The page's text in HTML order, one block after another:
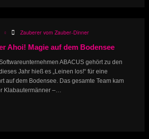
Zauberer vom Zauber-Dinner
Ahoi! Magie auf dem Bodensee
ABACUS gehört zu den
Jahr hieß es „Leinen los!“ für eine
auf dem Bodensee. Das gesamte Team kam
Klabautermänner –…